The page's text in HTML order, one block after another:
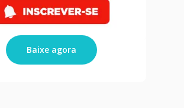
Baixe agora